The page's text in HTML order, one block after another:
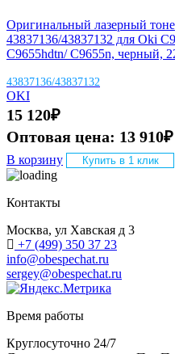
Оригинальный лазерный
43837136/43837132 для Oki
C9655hdtn/ C9655n, черный,
43837136/43837132
OKI
15 120₽
Оптовая цена: 13 910₽
В корзину Купить в 1 клик
Контакты
Москва, ул Хавская д 3
+7 (499) 350 37 23
info@obespechat.ru
sergey@obespechat.ru
Время работы
Круглосуточно 24/7